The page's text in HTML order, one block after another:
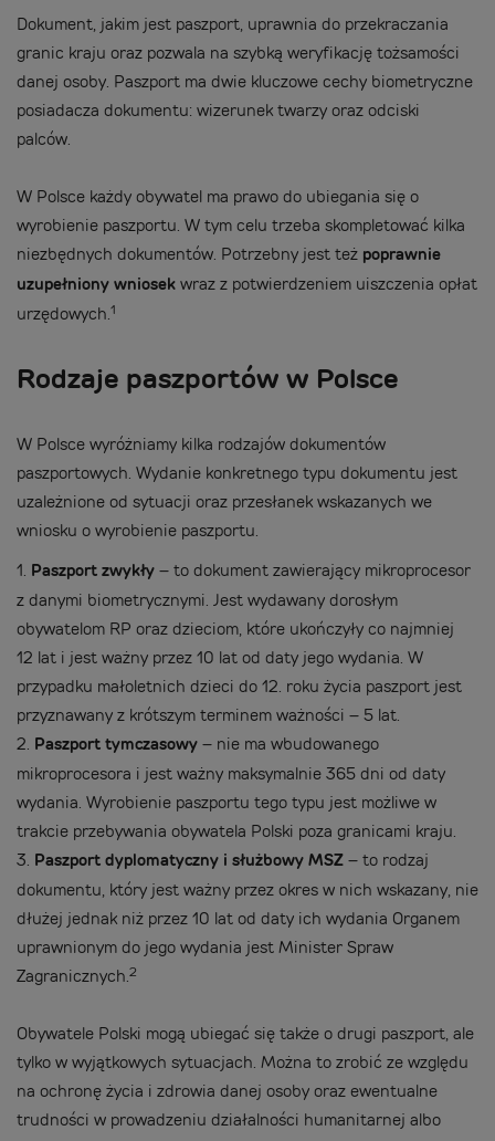
Dokument, jakim jest paszport, uprawnia do przekraczania
granic kraju oraz pozwala na szybką weryfikację tożsamości
danej osoby. Paszport ma dwie kluczowe cechy biometryczne
posiadacza dokumentu: wizerunek twarzy oraz odciski
palców.
W Polsce każdy obywatel ma prawo do ubiegania się o
wyrobienie paszportu. W tym celu trzeba skompletować kilka
niezbędnych dokumentów. Potrzebny jest też poprawnie
uzupełniony wniosek wraz z potwierdzeniem uiszczenia opłat
urzędowych.1
Rodzaje paszportów w Polsce
W Polsce wyróżniamy kilka rodzajów dokumentów
paszportowych. Wydanie konkretnego typu dokumentu jest
uzależnione od sytuacji oraz przesłanek wskazanych we
wniosku o wyrobienie paszportu.
1. Paszport zwykły – to dokument zawierający mikroprocesor
z danymi biometrycznymi. Jest wydawany dorosłym
obywatelom RP oraz dzieciom, które ukończyły co najmniej
12 lat i jest ważny przez 10 lat od daty jego wydania. W
przypadku małoletnich dzieci do 12. roku życia paszport jest
przyznawany z krótszym terminem ważności – 5 lat.
2. Paszport tymczasowy – nie ma wbudowanego
mikroprocesora i jest ważny maksymalnie 365 dni od daty
wydania. Wyrobienie paszportu tego typu jest możliwe w
trakcie przebywania obywatela Polski poza granicami kraju.
3. Paszport dyplomatyczny i służbowy MSZ – to rodzaj
dokumentu, który jest ważny przez okres w nich wskazany, nie
dłużej jednak niż przez 10 lat od daty ich wydania Organem
uprawnionym do jego wydania jest Minister Spraw
Zagranicznych.2
Obywatele Polski mogą ubiegać się także o drugi paszport, ale
tylko w wyjątkowych sytuacjach. Można to zrobić ze względu
na ochronę życia i zdrowia danej osoby oraz ewentualne
trudności w prowadzeniu działalności humanitarnej albo